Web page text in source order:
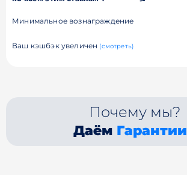
Минимальное вознаграждение
Ваш кэшбэк увеличен (смотреть)
Почему мы?
Даём Гарантии